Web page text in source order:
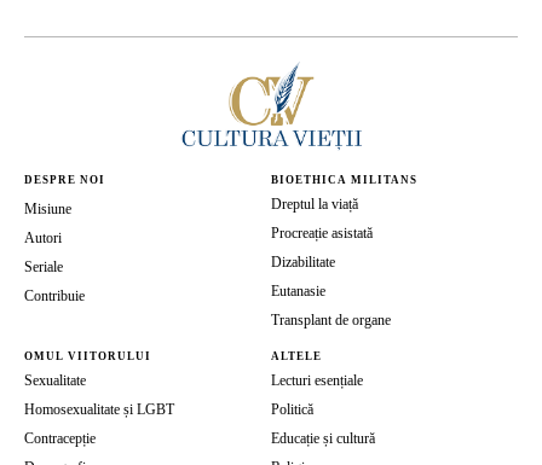
DESPRE NOI
Misiune
Autori
Seriale
Contribuie
BIOETHICA MILITANS
Dreptul la viață
Procreație asistată
Dizabilitate
Eutanasie
Transplant de organe
OMUL VIITORULUI
Sexualitate
Homosexualitate și LGBT
Contracepție
ALTELE
Lecturi esențiale
Politică
Educație și cultură